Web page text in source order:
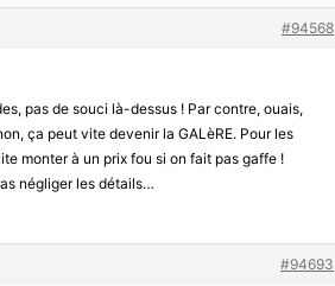
#94568
pas de souci là-dessus ! Par contre, ouais,
ça peut vite devenir la GALèRE. Pour les
monter à un prix fou si on fait pas gaffe !
négliger les détails…
#94693